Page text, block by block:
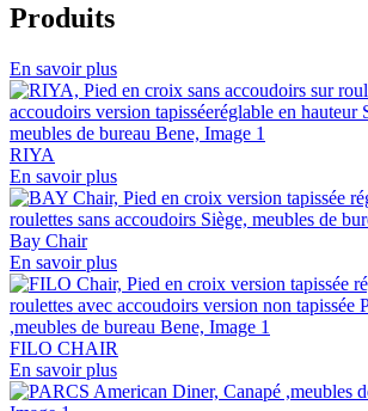
Produits
En savoir plus
RIYA
En savoir plus
Bay Chair
En savoir plus
FILO CHAIR
En savoir plus